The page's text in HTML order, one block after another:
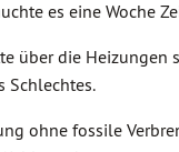
es eine Woche
über die
Schlechtes.
ohne fossile